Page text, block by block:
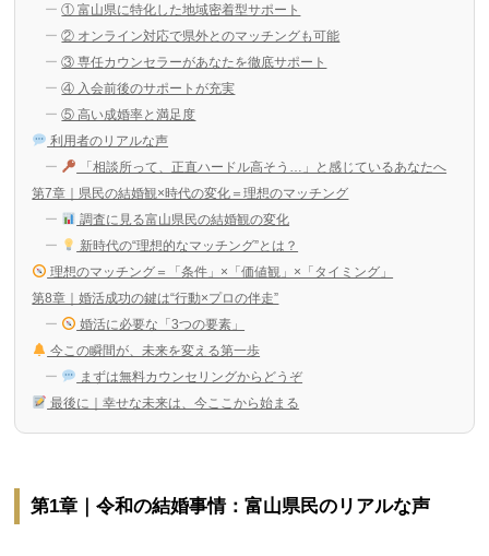
① 富山県に特化した地域密着型サポート
② オンライン対応で県外とのマッチングも可能
③ 専任カウンセラーがあなたを徹底サポート
④ 入会前後のサポートが充実
⑤ 高い成婚率と満足度
利用者のリアルな声
「相談所って、正直ハードル高そう…」と感じているあなたへ
第7章｜県民の結婚観×時代の変化＝理想のマッチング
調査に見る富山県民の結婚観の変化
新時代の“理想的なマッチング”とは？
理想のマッチング＝「条件」×「価値観」×「タイミング」
第8章｜婚活成功の鍵は“行動×プロの伴走”
婚活に必要な「3つの要素」
今この瞬間が、未来を変える第一歩
まずは無料カウンセリングからどうぞ
最後に｜幸せな未来は、今ここから始まる
第1章｜令和の結婚事情：富山県民のリアルな声